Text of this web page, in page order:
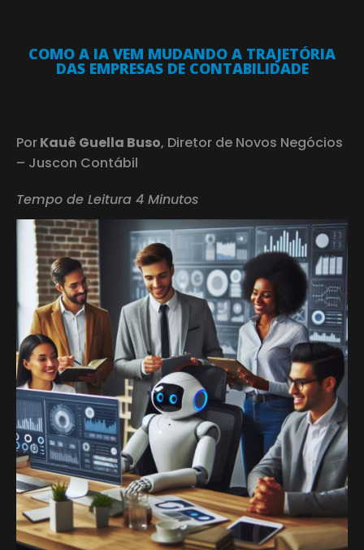
COMO A IA VEM MUDANDO A TRAJETÓRIA
DAS EMPRESAS DE CONTABILIDADE
PorKauê Guella Buso, Diretor de Novos Negócios
– Juscon Contábil
Tempo de Leitura 4 Minutos